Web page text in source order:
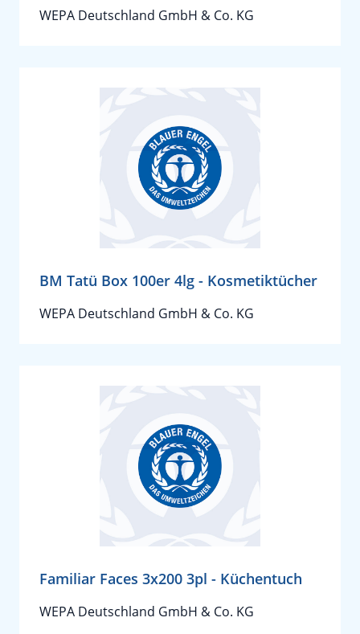
WEPA Deutschland GmbH & Co. KG
BM Tatü Box 100er 4lg - Kosmetiktücher
WEPA Deutschland GmbH & Co. KG
Familiar Faces 3x200 3pl - Küchentuch
WEPA Deutschland GmbH & Co. KG